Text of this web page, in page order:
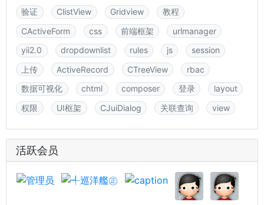
验证
ClistView Gridview
教程
CActiveForm
css 前端框架
urlmanager
yii2.0
dropdownlist rules js
session
上传
ActiveRecord CTreeView
rbac
数据可视化
chtml composer 登录
layout
权限
UI框架 CJuiDialog 关联查询 view
活跃会员